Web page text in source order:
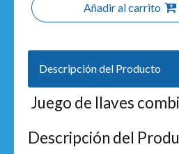
Añadir al carrito
Descripción del Producto
Juego de llaves
Descripción del